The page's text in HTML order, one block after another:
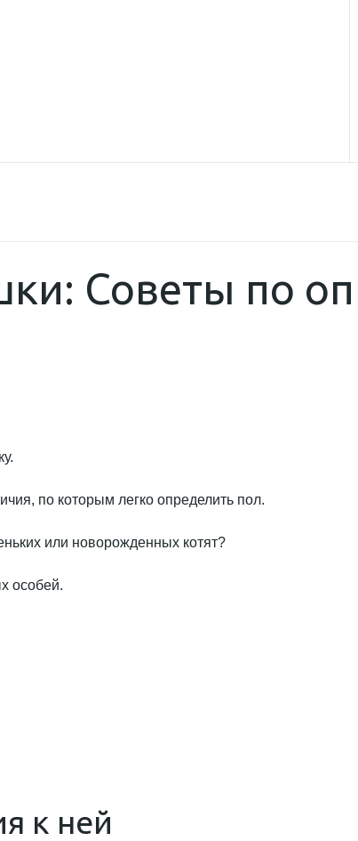
Советы по
по которым легко определить пол.
или новорожденных котят?
особей.
к ней